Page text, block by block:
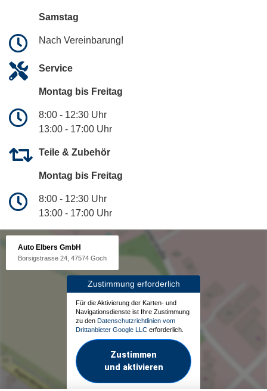
Samstag
Nach Vereinbarung!
Service
Montag bis Freitag
8:00 - 12:30 Uhr
13:00 - 17:00 Uhr
Teile & Zubehör
Montag bis Freitag
8:00 - 12:30 Uhr
13:00 - 17:00 Uhr
Auto Elbers GmbH
Borsigstrasse 24, 47574 Goch
Zustimmung erforderlich
Für die Aktivierung der Karten- und
Navigationsdienste ist Ihre Zustimmung
zu den Datenschutzrichtlinien vom
Drittanbieter Google LLC erforderlich.
Zustimmen
und aktivieren